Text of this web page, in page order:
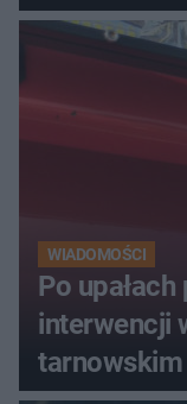
WIADOMOŚCI
Po
interwencji
tarnowskim